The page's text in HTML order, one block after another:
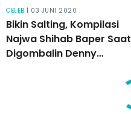
CELEB | 03 JUNI 2020
Bikin Salting, Kompilasi
Najwa Shihab Baper Saat
Digombalin Denny